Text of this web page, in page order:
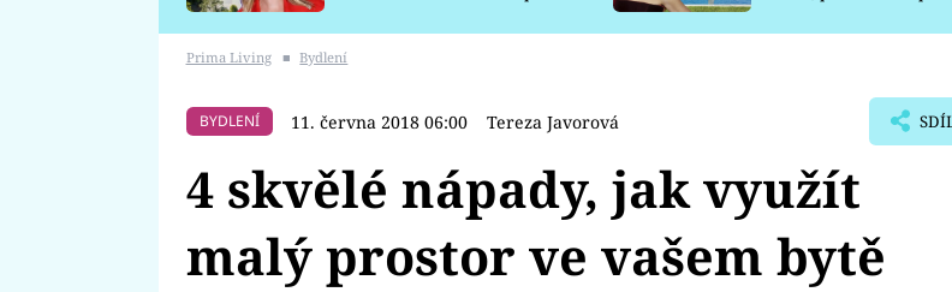
Prima Living ■ Bydlení
BYDLENÍ 11. června 2018 06:00 Tereza Javorová
4 skvělé nápady, jak využít
malý prostor ve vašem bytě